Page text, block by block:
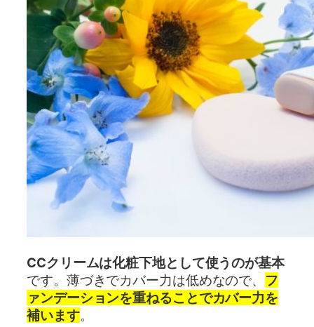
CCクリームは化粧下地として使うのが基本
です。薄づきでカバー力は低めなので、 フ
ァンデーションを重ねることでカバー力を
補います。